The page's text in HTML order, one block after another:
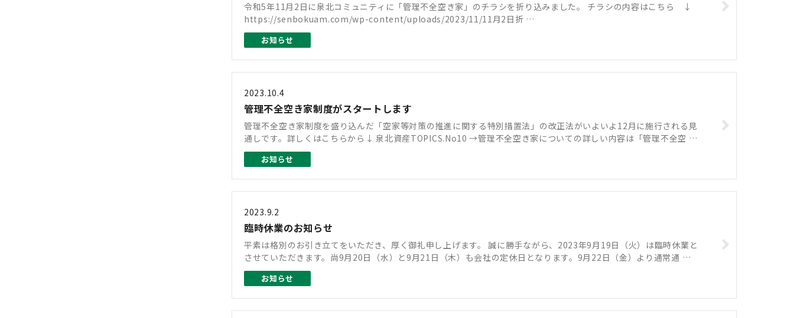
令和5年11月2日に泉北コミュニティに「管理不全空き家」のチラシを折り込みました。 チラシの内容はこちら ↓
https://senbokuam.com/wp-content/uploads/2023/11/11月2日折 …
お知らせ
2023.10.4
管理不全空き家制度がスタートします
管理不全空き家制度を盛り込んだ「空家等対策の推進に関する特別措置法」の改正法がいよいよ12月に施行される見
通しです。詳しくはこちらから↓ 泉北資産TOPICS.No10 →管理不全空き家についての詳しい内容は「管理不全空 …
お知らせ
2023.9.2
臨時休業のお知らせ
平素は格別のお引き立てをいただき、厚く御礼申し上げます。 誠に勝手ながら、2023年9月19日（火）は臨時休業と
させていただきます。尚9月20日（水）と9月21日（木）も会社の定休日となります。9月22日（金）より通常通 …
お知らせ